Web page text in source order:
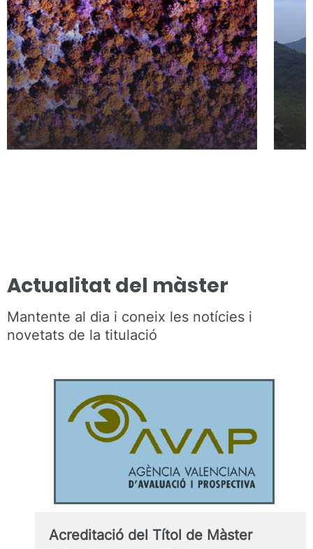
Actualitat del màster
Mantente al dia i coneix les notícies i
novetats de la titulació
Acreditació del Títol de Màster